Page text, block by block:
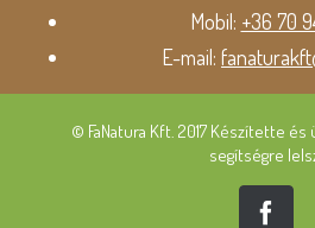
Mobil: +36 70
E-mail:
© FaNatura Kft. 2017 Készítette
segítségre